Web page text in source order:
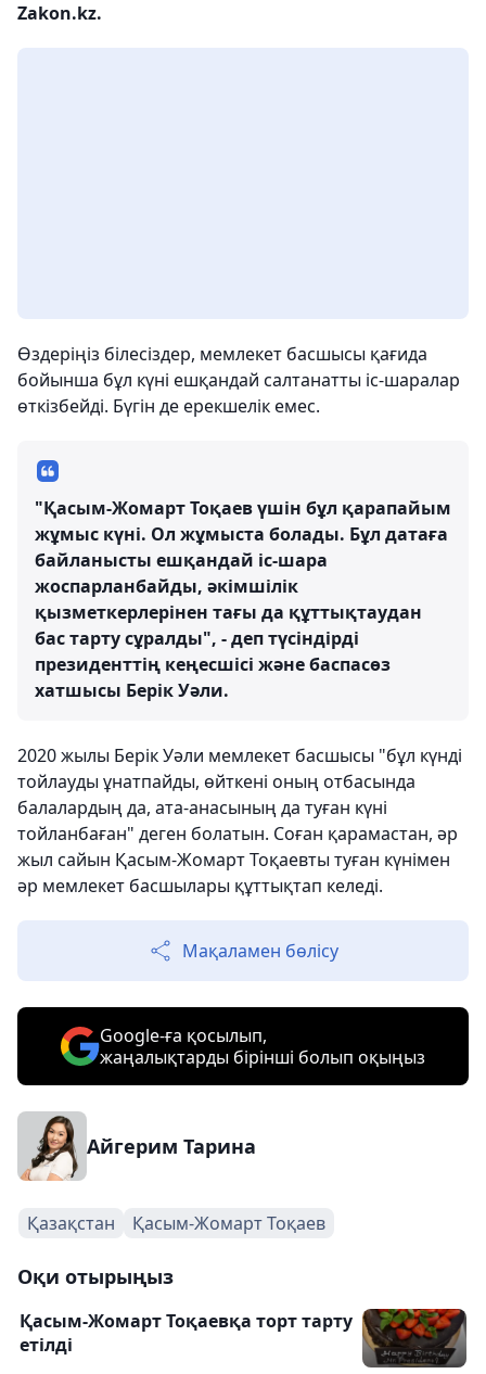
Zakon.kz.
Өздеріңіз білесіздер, мемлекет басшысы қағида
бойынша бұл күні ешқандай салтанатты іс-шаралар
өткізбейді. Бүгін де ерекшелік емес.
"Қасым-Жомарт Тоқаев үшін бұл қарапайым
жұмыс күні. Ол жұмыста болады. Бұл датаға
байланысты ешқандай іс-шара
жоспарланбайды, әкімшілік
қызметкерлерінен тағы да құттықтаудан
бас тарту сұралды", - деп түсіндірді
президенттің кеңесшісі және баспасөз
хатшысы Берік Уәли.
2020 жылы Берік Уәли мемлекет басшысы "бұл күнді
тойлауды ұнатпайды, өйткені оның отбасында
балалардың да, ата-анасының да туған күні
тойланбаған" деген болатын. Соған қарамастан, әр
жыл сайын Қасым-Жомарт Тоқаевты туған күнімен
әр мемлекет басшылары құттықтап келеді.
Мақаламен бөлісу
Google-ға қосылып,
жаңалықтарды бірінші болып оқыңыз
Айгерим Тарина
Қазақстан Қасым-Жомарт Тоқаев
Оқи отырыңыз
Қасым-Жомарт Тоқаевқа торт тарту
етілді